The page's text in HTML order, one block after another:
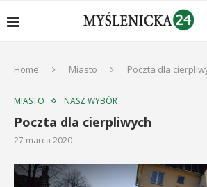
Home Miasto Poczta dla
MIASTO NASZ WYBÓR
Poczta dla cierpliwych
27 marca 2020